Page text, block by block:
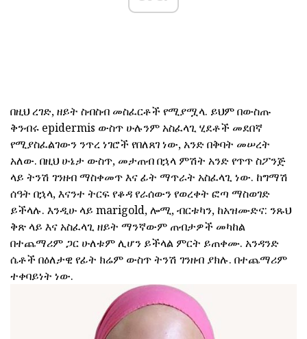
በዚህ ረገድ, ዘይት ስብስብ መስፈርቶች የሚያሟላ. ይህም በውስጡ
ቅንብሩ epidermis ውስጥ ሁሉንም አስፈላጊ ሂደቶች መደበኛ
የሚያስፈልገውን ንጥረ ነገሮች የበለጸገ ነው, አንድ በቅባት መሠረት
አለው. በዚህ ሁኔታ ውስጥ, መታጠብ በኋላ ምሽት አንድ የጥጥ ስፖንጅ
ላይ ትንሽ ገንዘብ ማስቀመጥ እና ፊት ማጥራት አስፈላጊ ነው. ከግማሽ
ሰዓት በኋላ, እናንተ ትርፍ የቆዳ የራሰውን የወረቀት ፎጣ ማስወገድ
ይችላሉ. እንዲሁ ላይ marigold, ሎሚ, ብርቱካን, ከአዝሙድና: ንጹህ
ቅጽ ላይ እና አስፈላጊ ዘይት ማንኛውም ጠብታዎች መካከል
በተጨማሪም ጋር ሁለቱም ሊሆን ይችላል ምርት ይጠቀሙ. አንዳንድ
ሴቶች በዕለታዊ የፊት ክሬም ውስጥ ትንሽ ገንዘብ ያክሉ. በተጨማሪም
ተቀባይነት ነው.